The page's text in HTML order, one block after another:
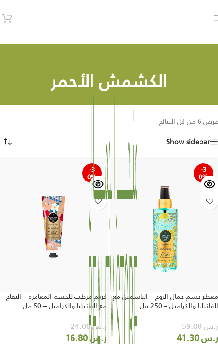
الكشمش الأحمر
عرض ⁦6⁩ من كل النتائج
Show sidebar
-3
0%
معطر جسم جمال الروح – الياسمين مع
الفانيليا والكراميل – 250 مل
ر.س59.00
ر.س
-3
0%
كريم مرطب للجسم المغامرة – التفاح
مع الفانيليا والكراميل – 50 مل
ر.س24.00
ر.س